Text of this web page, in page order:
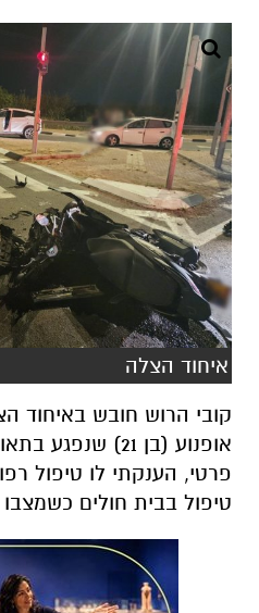
איחוד הצלה
קובי הרוש חובש באיחוד
אופנוע (בן 21)
פרטי, הענקתי לו טיפול
טיפול בבית חולים כשמצבו